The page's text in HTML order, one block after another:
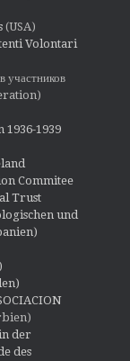
(USA)
Volontari
участников
1939
Commitee
Trust
und
der
des